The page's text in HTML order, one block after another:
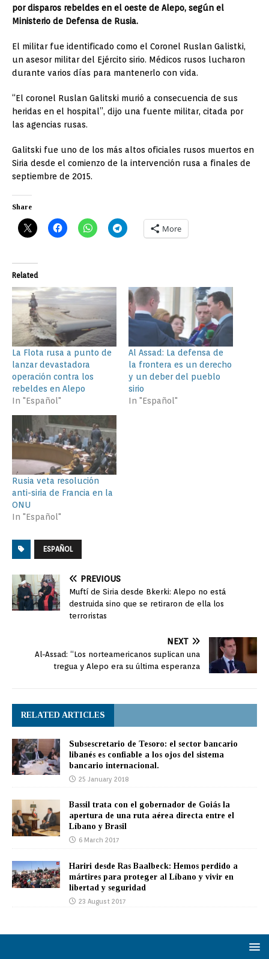
por disparos rebeldes en el oeste de Alepo, según el
Ministerio de Defensa de Rusia.
El militar fue identificado como el Coronel Ruslan Galistki,
un asesor militar del Ejército sirio. Médicos rusos lucharon
durante varios días para mantenerlo con vida.
“El coronel Ruslan Galitski murió a consecuencia de sus
heridas en el hospital”, dijo una fuente militar, citada por
las agencias rusas.
Galitski fue uno de los más altos oficiales rusos muertos en
Siria desde el comienzo de la intervención rusa a finales de
septiembre de 2015.
Share
More
Related
La Flota rusa a punto de
lanzar devastadora
operación contra los
rebeldes en Alepo
In "Español"
Al Assad: La defensa de
la frontera es un derecho
y un deber del pueblo
sirio
In "Español"
Rusia veta resolución
anti-siria de Francia en la
ONU
In "Español"
ESPAÑOL
PREVIOUS
Muftí de Siria desde Bkerki: Alepo no está
destruida sino que se retiraron de ella los
terroristas
NEXT
Al-Assad: “Los norteamericanos suplican una
tregua y Alepo era su última esperanza
RELATED ARTICLES
Subsescretario de Tesoro: el sector bancario
libanés es confiable a los ojos del sistema
bancario internacional.
25 January 2018
Bassil trata con el gobernador de Goiás la
apertura de una ruta aérea directa entre el
Líbano y Brasil
6 March 2017
Hariri desde Ras Baalbeck: Hemos perdido a
mártires para proteger al Líbano y vivir en
libertad y seguridad
23 August 2017